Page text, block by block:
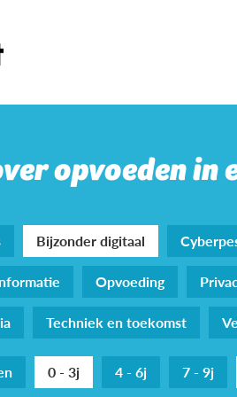
opvoeden in
Bijzonder digitaal
Opvoeding
Techniek en toekomst
0 - 3j 4 - 6j 7 - 9j